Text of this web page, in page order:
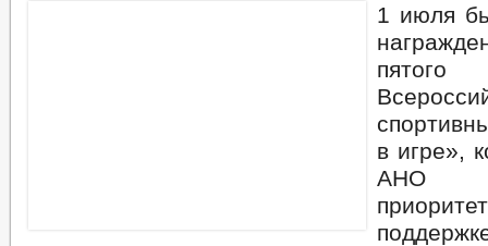
1 июля
в игре»,
АНО